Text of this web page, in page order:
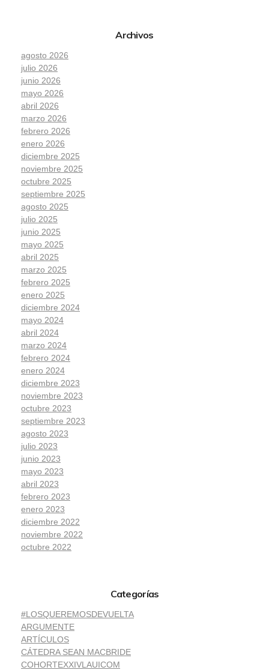
Archivos
agosto 2026
julio 2026
junio 2026
mayo 2026
abril 2026
marzo 2026
febrero 2026
enero 2026
diciembre 2025
noviembre 2025
octubre 2025
septiembre 2025
agosto 2025
julio 2025
junio 2025
mayo 2025
abril 2025
marzo 2025
febrero 2025
enero 2025
diciembre 2024
mayo 2024
abril 2024
marzo 2024
febrero 2024
enero 2024
diciembre 2023
noviembre 2023
octubre 2023
septiembre 2023
agosto 2023
julio 2023
junio 2023
mayo 2023
abril 2023
febrero 2023
enero 2023
diciembre 2022
noviembre 2022
octubre 2022
Categorías
#LOSQUEREMOSDEVUELTA
ARGUMENTE
ARTÍCULOS
CÁTEDRA SEAN MACBRIDE
COHORTEXXIVLAUICOM